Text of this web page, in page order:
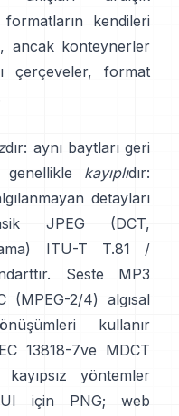
kendileri
, ancak konteynerler
çerçeveler, format
dır: aynı baytları geri
genellikle kayıplıdır:
detayları
JPEG (DCT,
ITU-T T.81 /
Seste MP3
2/4) algısal
kullanır
13818-7ve MDCT
yöntemler
için PNG; web